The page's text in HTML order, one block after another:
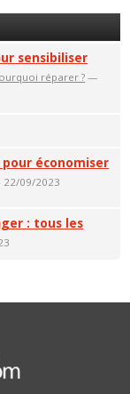
sensibiliser
réparer ? —
pour économiser
09/2023
: tous les